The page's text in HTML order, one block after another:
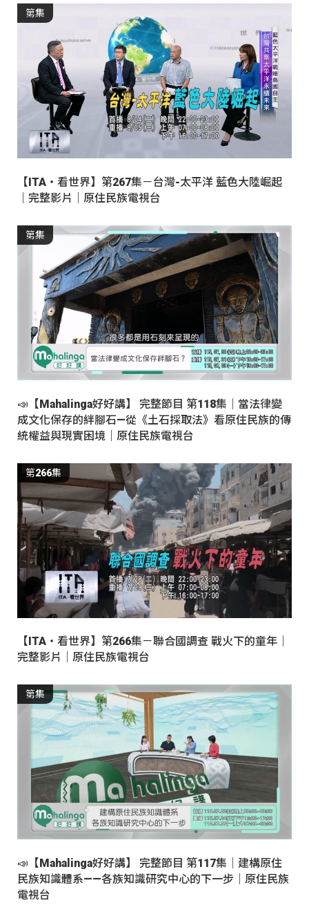
第集
【ITA・看世界】第267集－台灣-太平洋 藍色大陸崛起
｜完整影片｜原住民族電視台
第集
📣【Mahalinga好好講】 完整節目 第118集｜當法律變
成文化保存的絆腳石—從《土石採取法》看原住民族的傳
統權益與現實困境｜原住民族電視台
第266集
【ITA・看世界】第266集－聯合國調查 戰火下的童年｜
完整影片｜原住民族電視台
第集
📣【Mahalinga好好講】 完整節目 第117集｜建構原住
民族知識體系——各族知識研究中心的下一步｜原住民族
電視台